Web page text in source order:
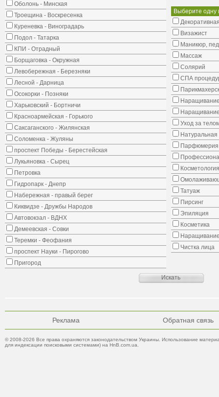
Оболонь - Минская
Троещина - Воскресенка
Куреневка - Виноградарь
Подол - Татарка
КПИ - Отрадный
Борщаговка - Окружная
Левобережная - Березняки
Лесной - Дарница
Осокорки - Позняки
Харьковский - Бортничи
Красноармейская - Горького
Саксаганского - Жилянская
Соломенка - Жуляны
проспект Победы - Берестейская
Лукьяновка - Сырец
Петровка
Гидропарк - Днепр
Набережная - правый берег
Киквидзе - Дружбы Народов
Автовокзал - ВДНХ
Демеевская - Совки
Теремки - Феофания
проспект Науки - Пирогово
Пригород
Выберите одну
Визажист
Маникюр,
Массаж
Солярий
СПА
Уход за
Натуральная
Парфюмерия
Косметология
Татуаж
Пирсинг
Эпиляция
Косметика
Чистка лица
Реклама Обратная связь
© 2008-2026 Все права охраняются законодательством Украины. Использование
для индексации поисковыми системами) на HnB.com.ua.